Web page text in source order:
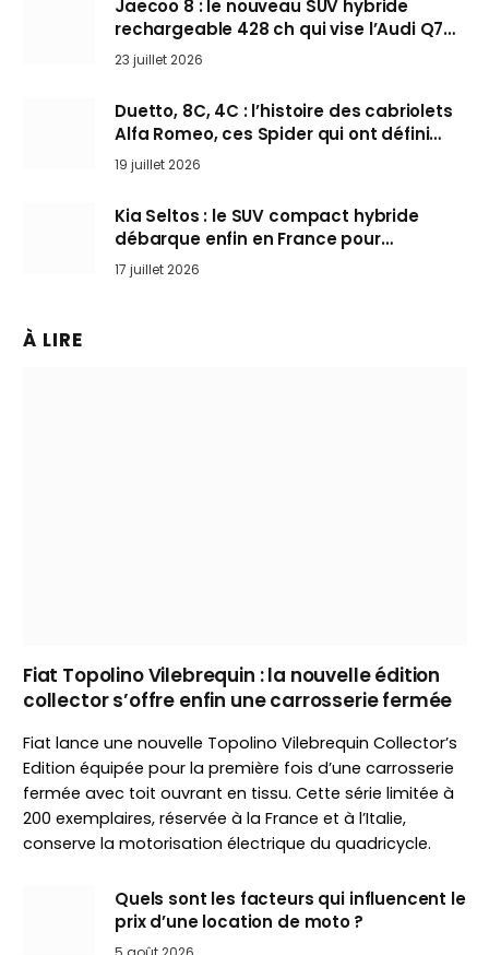
Jaecoo 8 : le nouveau SUV hybride
rechargeable 428 ch qui vise l’Audi Q7
arrive en Europe cet automne
23 juillet 2026
Duetto, 8C, 4C : l’histoire des cabriolets
Alfa Romeo, ces Spider qui ont défini
l’art de rouler cheveux au vent
19 juillet 2026
Kia Seltos : le SUV compact hybride
débarque enfin en France pour
bousculer les Nissan Qashqai et Toyota
Yaris Cross
17 juillet 2026
À LIRE
Fiat Topolino Vilebrequin : la nouvelle édition
collector s’offre enfin une carrosserie fermée
Fiat lance une nouvelle Topolino Vilebrequin Collector’s
Edition équipée pour la première fois d’une carrosserie
fermée avec toit ouvrant en tissu. Cette série limitée à
200 exemplaires, réservée à la France et à l’Italie,
conserve la motorisation électrique du quadricycle.
Quels sont les facteurs qui influencent le
prix d’une location de moto ?